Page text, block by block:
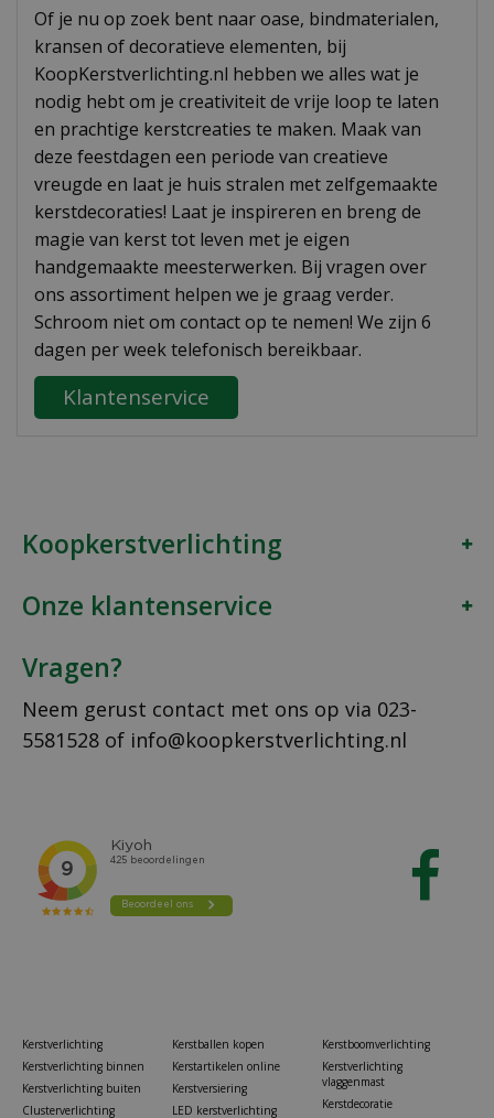
Of je nu op zoek bent naar oase, bindmaterialen,
kransen of decoratieve elementen, bij
KoopKerstverlichting.nl hebben we alles wat je
nodig hebt om je creativiteit de vrije loop te laten
en prachtige kerstcreaties te maken. Maak van
deze feestdagen een periode van creatieve
vreugde en laat je huis stralen met zelfgemaakte
kerstdecoraties! Laat je inspireren en breng de
magie van kerst tot leven met je eigen
handgemaakte meesterwerken. Bij vragen over
ons assortiment helpen we je graag verder.
Schroom niet om contact op te nemen! We zijn 6
dagen per week telefonisch bereikbaar.
Klantenservice
Koopkerstverlichting
Onze klantenservice
Vragen?
Neem gerust contact met ons op via 023-
5581528 of info@koopkerstverlichting.nl
Kerstverlichting
Kerstverlichting binnen
Kerstverlichting buiten
Clusterverlichting
Kerstballen kopen
Kerstartikelen online
Kerstversiering
LED kerstverlichting
Kerstboomverlichting
Kerstverlichting
vlaggenmast
Kerstdecoratie